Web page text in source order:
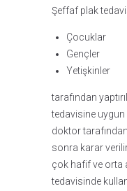
Şeffaf plak
Çocuklar
Gençler
Yetişkinler
tarafından
tedavisine uygun
doktor
sonra karar
çok hafif ve orta
tedavisinde